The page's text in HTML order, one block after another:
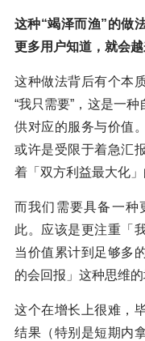
这种“竭泽而渔”的做
更多用户知道，就会
这种做法背后有个本
“我只需要”，这是一
供对应的服务与价值
或许是受限于着急汇
着「双方利益最大化」
而我们需要具备一种
此。应该是更注重「
当价值累计到足够多
的会回报」这种思维的
这个在增长上很难，
结果（特别是短期内